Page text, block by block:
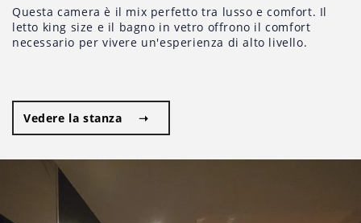
Questa camera è il mix perfetto tra lusso e comfort. Il
letto king size e il bagno in vetro offrono il comfort
necessario per vivere un'esperienza di alto livello.
Vedere la stanza